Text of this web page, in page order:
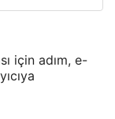
için adım, e-